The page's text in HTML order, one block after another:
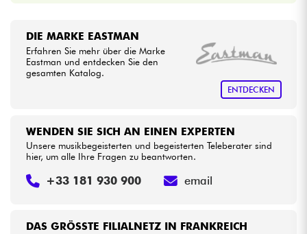
DIE MARKE EASTMAN
Erfahren Sie mehr über die Marke
Eastman und entdecken Sie den
gesamten Katalog.
ENTDECKEN
DAS GRÖSSTE FILIALNETZ IN FRANKREICH
WENDEN SIE SICH AN EINEN EXPERTEN
Unsere musikbegeisterten und begeisterten Teleberater sind
hier, um alle Ihre Fragen zu beantworten.
+33 181 930 900 email